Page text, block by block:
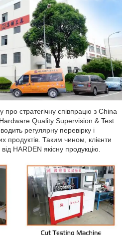
про стратегічну співпрацю з China
Quality Supervision & Test
регулярну перевірку і
продуктів. Таким чином, клієнти
HARDEN якісну продукцію.